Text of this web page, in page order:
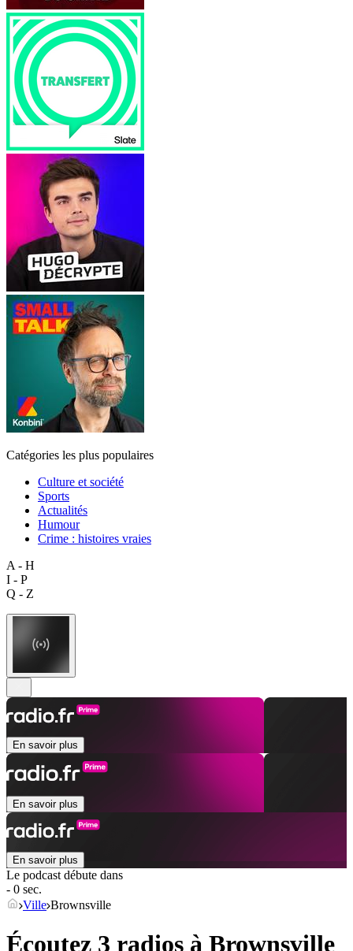
Catégories les plus populaires
Culture et société
Sports
Actualités
Humour
Crime : histoires vraies
A - H
I - P
Q - Z
En savoir plus
En savoir plus
En savoir plus
Le podcast débute dans
- 0 sec.
Ville Brownsville
Écoutez 3 radios à Brownsville